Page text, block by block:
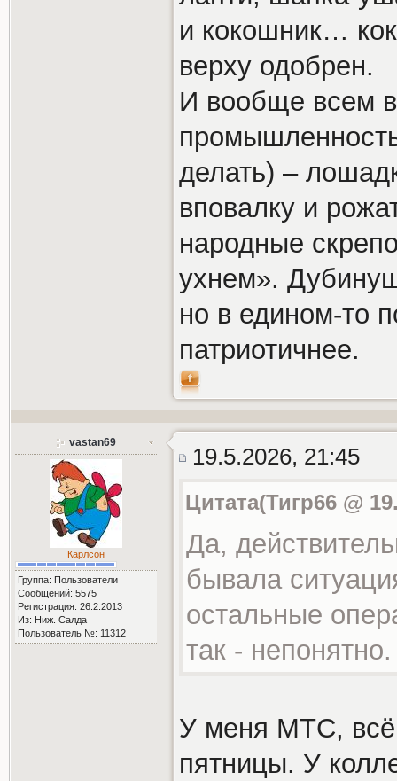
и кокошник…
верху одобрен.
И вообще всем
делать) –
вповалку и
народные
ухнем».
но в едином-то
патриотичнее.
vastan69
Карлсон
Группа: Пользователи
Сообщений: 5575
Регистрация: 26.2.2013
Из: Ниж. Салда
Пользователь №: 11312
19.5.2026, 21:45
Цитата(Тигр66 @
Да,
бывала
остальные
так - непонятно.
У меня МТС, всё
пятницы. У